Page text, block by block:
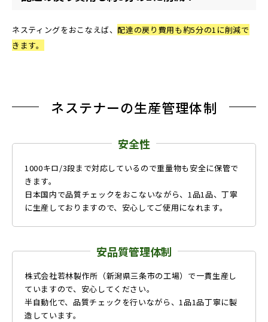
ネスティングをおこなえば、配達の戻り費用も約5分の1に削減で
きます。
ネステナーの生産管理体制
安全性
1000キロ/3段まで対応しているので重量物も安全に保管で
きます。
日本国内で品質チェックをおこないながら、1品1品、丁寧
に生産しておりますので、安心してご使用になれます。
安品質管理体制
株式会社若林製作所（新潟県三条市の工場）で一貫生産し
ていますので、安心してください。
半自動化で、品質チェックを行いながら、1品1品丁寧に製
造しています。